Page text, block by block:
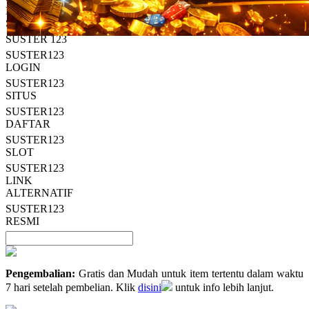
Read
13
Reviews.
Tautan
halaman
yang
sama.
HT OFFICIAL
SUSTER123
SUSTER 123
SUSTER123
LOGIN
SUSTER123
SITUS
SUSTER123
DAFTAR
SUSTER123
SLOT
SUSTER123
LINK
ALTERNATIF
SUSTER123
RESMI
Pengembalian: Gratis dan Mudah untuk item tertentu dalam waktu
7 hari setelah pembelian. Klik disini untuk info lebih lanjut.